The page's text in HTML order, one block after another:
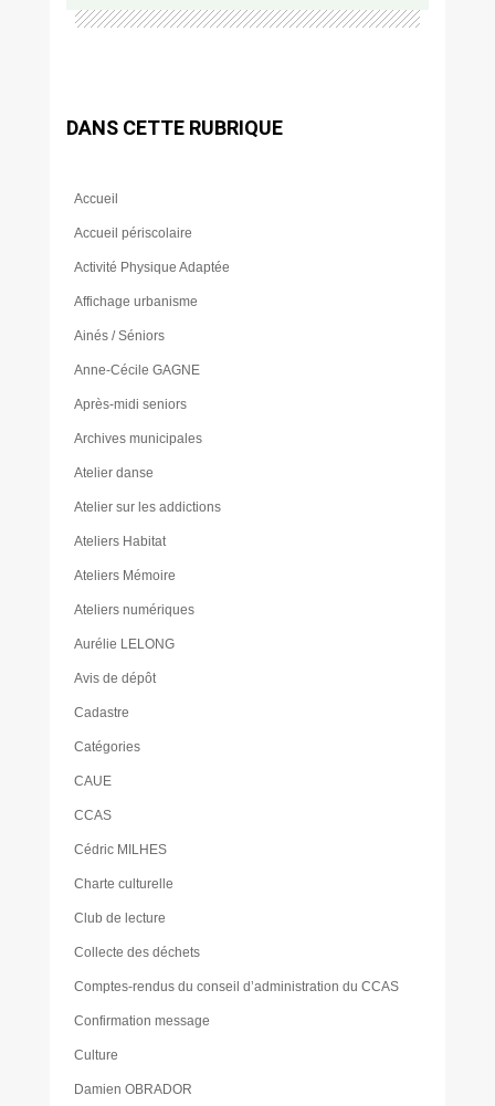
DANS CETTE RUBRIQUE
Accueil
Accueil périscolaire
Activité Physique Adaptée
Affichage urbanisme
Ainés / Séniors
Anne-Cécile GAGNE
Après-midi seniors
Archives municipales
Atelier danse
Atelier sur les addictions
Ateliers Habitat
Ateliers Mémoire
Ateliers numériques
Aurélie LELONG
Avis de dépôt
Cadastre
Catégories
CAUE
CCAS
Cédric MILHES
Charte culturelle
Club de lecture
Collecte des déchets
Comptes-rendus du conseil d’administration du CCAS
Confirmation message
Culture
Damien OBRADOR